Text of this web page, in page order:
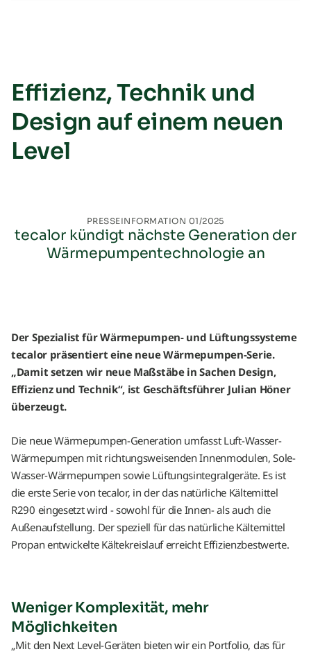
Effizienz, Technik und
Design auf einem neuen
Level
PRESSEINFORMATION 01/2025
tecalor kündigt nächste Generation der
Wärmepumpentechnologie an
Der Spezialist für Wärmepumpen- und Lüftungssysteme
tecalor präsentiert eine neue Wärmepumpen-Serie.
„Damit setzen wir neue Maßstäbe in Sachen Design,
Effizienz und Technik“, ist Geschäftsführer Julian Höner
überzeugt.
Die neue Wärmepumpen-Generation umfasst Luft-Wasser-
Wärmepumpen mit richtungsweisenden Innenmodulen, Sole-
Wasser-Wärmepumpen sowie Lüftungsintegralgeräte. Es ist
die erste Serie von tecalor, in der das natürliche Kältemittel
R290 eingesetzt wird - sowohl für die Innen- als auch die
Außenaufstellung. Der speziell für das natürliche Kältemittel
Propan entwickelte Kältekreislauf erreicht Effizienzbestwerte.
Weniger Komplexität, mehr
Möglichkeiten
„Mit den Next Level-Geräten bieten wir ein Portfolio, das für